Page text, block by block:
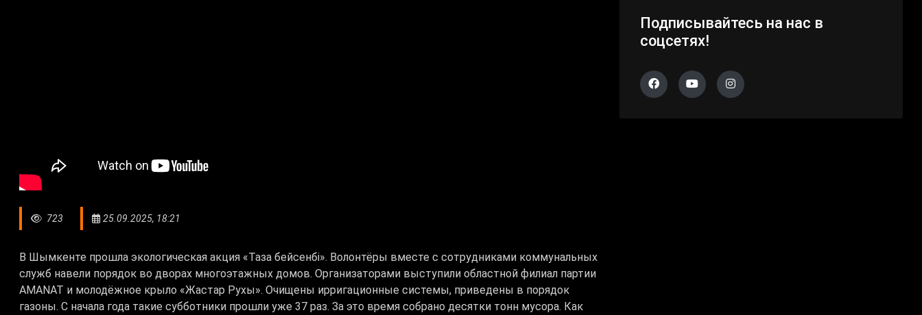
723 25.09.2025, 18:21
В Шымкенте прошла экологическая акция «Таза бейсенбі». Волонтёры вместе с сотрудниками коммунальных
служб навели порядок во дворах многоэтажных домов. Организаторами выступили областной филиал партии
AMANAT и молодёжное крыло «Жастар Рухы». Очищены ирригационные системы, приведены в порядок
газоны. С начала года такие субботники прошли уже 37 раз. За это время собрано десятки тонн мусора. Как
Подписывайтесь на нас в
соцсетях!